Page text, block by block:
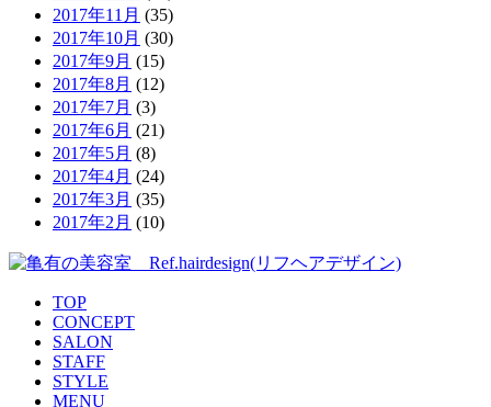
2017年11月 (35)
2017年10月 (30)
2017年9月 (15)
2017年8月 (12)
2017年7月 (3)
2017年6月 (21)
2017年5月 (8)
2017年4月 (24)
2017年3月 (35)
2017年2月 (10)
TOP
CONCEPT
SALON
STAFF
STYLE
MENU